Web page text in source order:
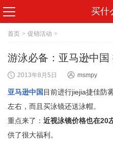
买什
首页 > 促销活动 >
游泳必备：亚马逊中
2013年8月5日 msmpy
亚马逊中国 目前进行jiejia捷佳防
左右，而且买泳镜还送泳帽。
重点来了： 近视泳镜价格也在20
供了很大福利。